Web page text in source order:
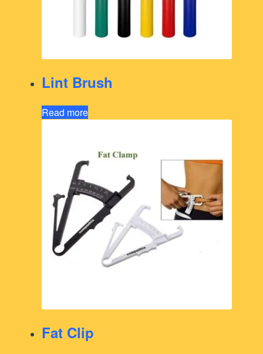
Lint Brush
Read more
Fat Clip